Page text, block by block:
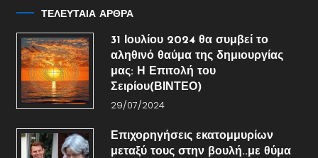
ΤΕΛΕΥΤΑΙΑ ΑΡΘΡΑ
31 Ιουλίου 2024 θα συμβεί το
αληθινό θαύμα της δημιουργίας
μας: Η Επιτολή του
Σειρίου(ΒΙΝΤΕΟ)
29/07/2024
Επιχορηγήσεις εκατομμυρίων
μεταξύ τους στην βουλή..με θύμα